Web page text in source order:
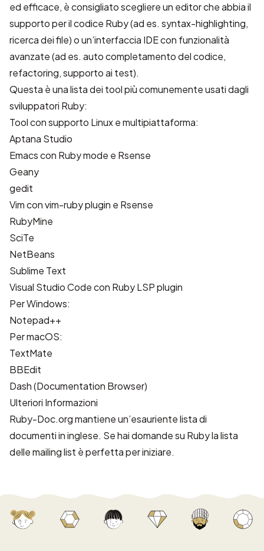
ed efficace, è consigliato scegliere un editor che abbia il
supporto per il codice Ruby (ad es. syntax-highlighting,
ricerca dei file) o un’interfaccia IDE con funzionalità
avanzate (ad es. auto completamento del codice,
refactoring, supporto ai test).
Questa è una lista dei tool più comunemente usati dagli
sviluppatori Ruby:
Tool con supporto Linux e multipiattaforma:
Aptana Studio
Emacscon Ruby mode e Rsense
Geany
gedit
Vimconvim-rubyplugin e Rsense
RubyMine
SciTe
NetBeans
Sublime Text
Visual Studio Codecon Ruby LSPplugin
Per Windows:
Notepad++
Per macOS:
TextMate
BBEdit
Dash(Documentation Browser)
Ulteriori Informazioni
Ruby-Doc.orgmantiene un’esauriente lista di
documenti in inglese. Se hai domande su Ruby la lista
dellemailing list è perfetta per iniziare.